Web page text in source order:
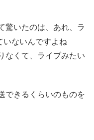
驚いたのは、あれ、ラ
いないんですよね
なくて、ライブみたい
できるくらいのものを